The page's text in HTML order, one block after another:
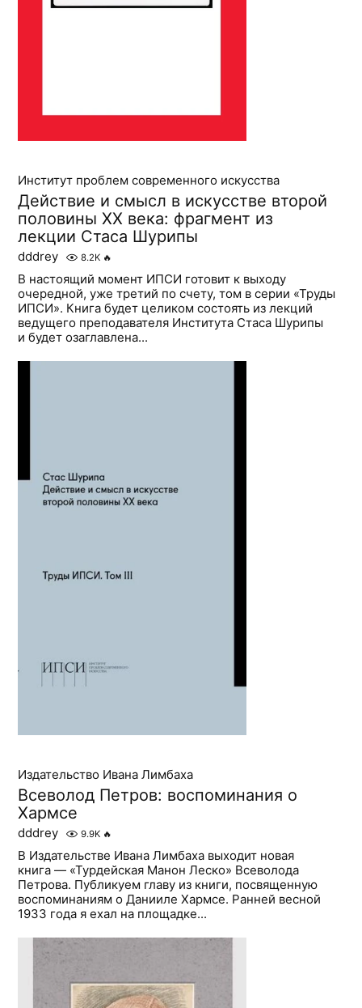
Институт проблем современного искусства
Действие и смысл в искусстве второй
половины ХХ века: фрагмент из
лекции Стаса Шурипы
dddrey 8.2K 🔥
В настоящий момент ИПСИ готовит к выходу
очередной, уже третий по счету, том в серии «Труды
ИПСИ». Книга будет целиком состоять из лекций
ведущего преподавателя Института Стаса Шурипы
и будет озаглавлена...
Издательство Ивана Лимбаха
Всеволод Петров: воспоминания о
Хармсе
dddrey 9.9K 🔥
В Издательстве Ивана Лимбаха выходит новая
книга — «Турдейская Манон Леско» Всеволода
Петрова. Публикуем главу из книги, посвященную
воспоминаниям о Данииле Хармсе. Ранней весной
1933 года я ехал на площадке...